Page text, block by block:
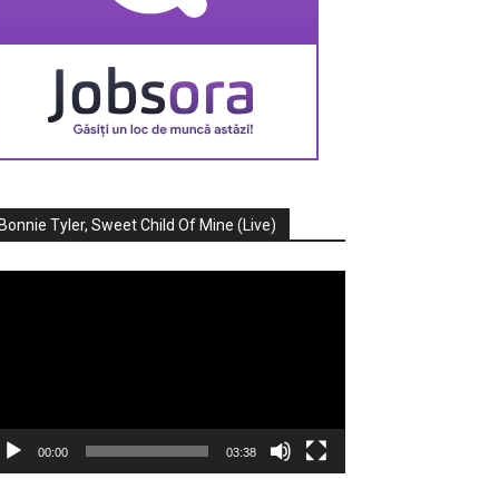
Bonnie Tyler, Sweet Child Of Mine (Live)
00:00 03:38